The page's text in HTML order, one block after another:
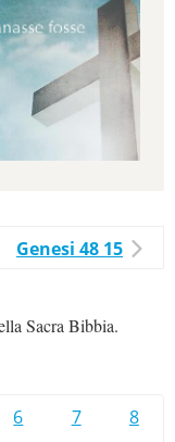
Genesi 48 15
Sacra Bibbia.
6 7
8